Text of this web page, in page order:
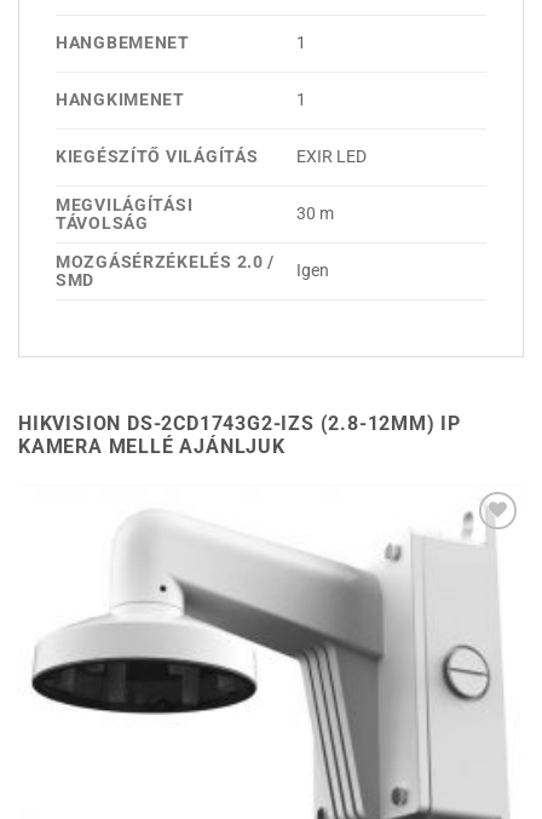
HANGBEMENET 1
HANGKIMENET 1
KIEGÉSZÍTŐ VILÁGÍTÁS EXIR LED
MEGVILÁGÍTÁSI
TÁVOLSÁG
30 m
MOZGÁSÉRZÉKELÉS 2.0 /
SMD
Igen
HIKVISION DS-2CD1743G2-IZS (2.8-12MM) IP
KAMERA MELLÉ AJÁNLJUK